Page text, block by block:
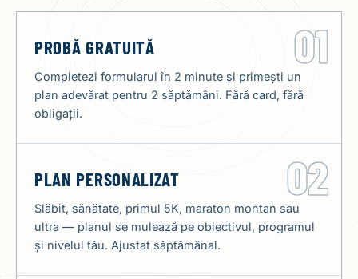
01
PROBĂ GRATUITĂ
Completezi formularul în 2 minute și primești un
plan adevărat pentru 2 săptămâni. Fără card, fără
obligații.
02
PLAN PERSONALIZAT
Slăbit, sănătate, primul 5K, maraton montan sau
ultra — planul se mulează pe obiectivul, programul
și nivelul tău. Ajustat săptămânal.